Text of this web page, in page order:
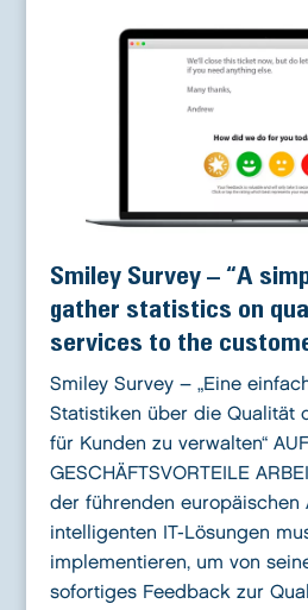
Smiley Survey – “A
gather statistics on
services to the
Smiley Survey – „Eine
Statistiken über die Qualität
für Kunden zu verwalten“
GESCHÄFTSVORTEILE
der führenden europäischen
intelligenten IT-Lösungen
implementieren, um von
sofortiges Feedback zur